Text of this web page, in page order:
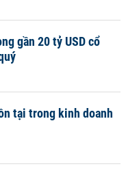
gần 20 tỷ USD cổ
tại trong kinh doanh